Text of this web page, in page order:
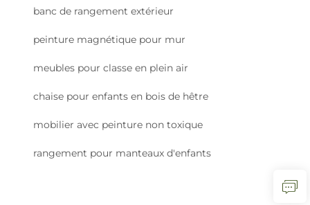
banc de rangement extérieur
peinture magnétique pour mur
meubles pour classe en plein air
chaise pour enfants en bois de hêtre
mobilier avec peinture non toxique
rangement pour manteaux d'enfants